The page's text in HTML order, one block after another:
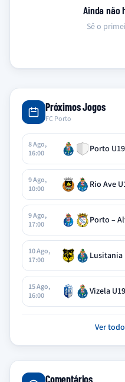
Ainda não
Sê o
Próximos Jogos
FC Porto
8 Ago,
16:00
Porto
9 Ago,
10:00
Rio Ave
9 Ago,
17:00
Porto –
10 Ago,
17:00
Lusitania
15 Ago,
16:00
Vizela
Ver
Comentários